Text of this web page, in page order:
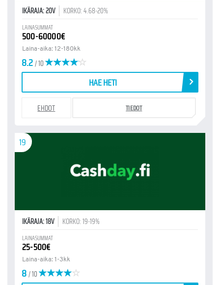
IKÄRAJA: 20V KORKO: 4.68-20%
LAINASUMMAT
500-60000€
Laina-aika: 12-180kk
8.2/ 10
HAE HETI
EHDOT TIEDOT
19
IKÄRAJA: 18V KORKO: 19-19%
LAINASUMMAT
25-500€
Laina-aika: 1-3kk
8/ 10